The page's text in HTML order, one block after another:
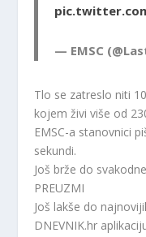
— EMSC
Tlo se zatreslo niti
kojem živi više od
EMSC-a stanovnici
sekundi.
Još brže do
PREUZMI
Još lakše do
DNEVNIK.hr